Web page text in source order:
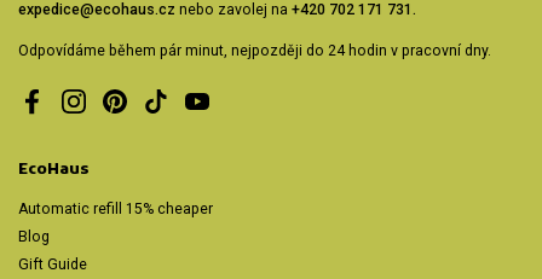
expedice@ecohaus.cz nebo zavolej na +420 702 171 731.
Odpovídáme během pár minut, nejpozději do 24 hodin v pracovní dny.
FacebookInstagramPinterestTikTokYouTube
EcoHaus
Automatic refill 15% cheaper
Blog
Gift Guide